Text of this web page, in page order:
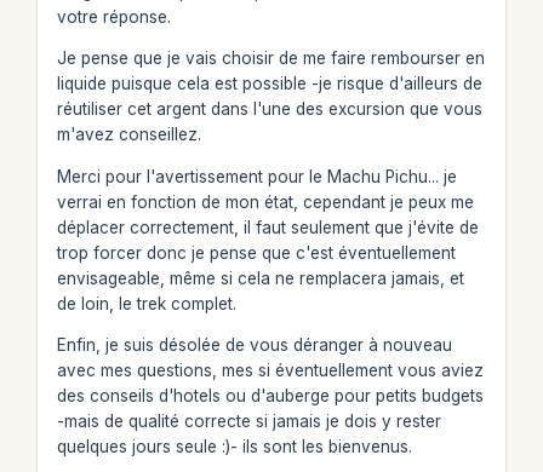
votre réponse.
Je pense que je vais choisir de me faire rembourser en
liquide puisque cela est possible -je risque d'ailleurs de
réutiliser cet argent dans l'une des excursion que vous
m'avez conseillez.
Merci pour l'avertissement pour le Machu Pichu... je
verrai en fonction de mon état, cependant je peux me
déplacer correctement, il faut seulement que j'évite de
trop forcer donc je pense que c'est éventuellement
envisageable, même si cela ne remplacera jamais, et
de loin, le trek complet.
Enfin, je suis désolée de vous déranger à nouveau
avec mes questions, mes si éventuellement vous aviez
des conseils d'hotels ou d'auberge pour petits budgets
-mais de qualité correcte si jamais je dois y rester
quelques jours seule :)- ils sont les bienvenus.